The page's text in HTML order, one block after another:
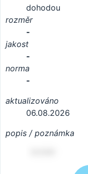
dohodou
rozměr
-
jakost
-
norma
-
aktualizováno
06.08.2026
popis / poznámka